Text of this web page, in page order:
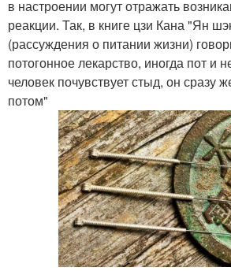
в настроении могут отражать
реакции. Так, в книге цзи Кана "Ян
(рассуждения о питании жизни)
потогонное лекарство, иногда пот и
человек почувствует стыд, он сразу
потом"